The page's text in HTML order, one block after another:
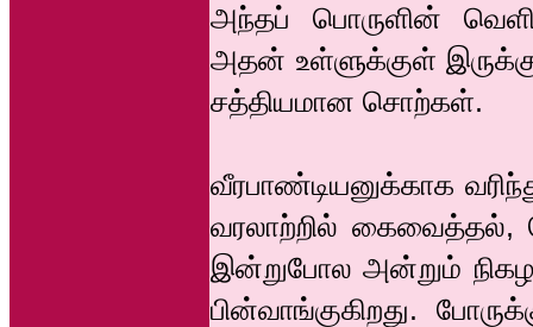
அந்தப் பொருளின்
அதன் உள்ளுக்குள்
சத்தியமான சொற்கள்.
வீரபாண்டியனுக்காக
வரலாற்றில் கைவைத்தல்,
இன்றுபோல அன்றும்
பின்வாங்குகிறது.